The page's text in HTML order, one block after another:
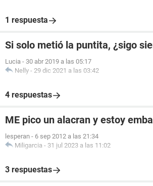
1 respuesta
Si solo metió la puntita, ¿sigo
Lucia - 30 abr 2019 a las 05:17
Nelly - 29 dic 2021 a las 03:42
4 respuestas
ME pico un alacran y estoy
lesperan - 6 sep 2012 a las 21:34
Miligarcia - 31 jul 2023 a las 11:02
3 respuestas